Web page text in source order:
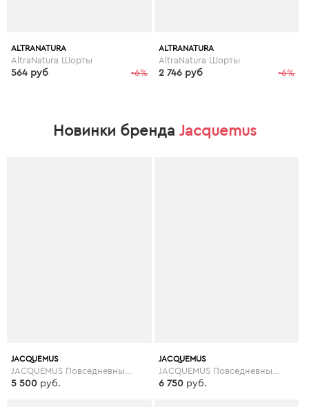
ALTRANATURA
AltraNatura Шорты
-6%
564 руб
ALTRANATURA
AltraNatura Шорты
-6%
2 746 руб
Новинки бренда Jacquemus
JACQUEMUS
5 500 руб.
JACQUEMUS
6 750 руб.